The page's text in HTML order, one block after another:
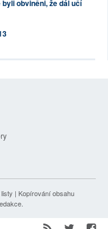
obviněni, že dál učí
| Kopírování obsahu